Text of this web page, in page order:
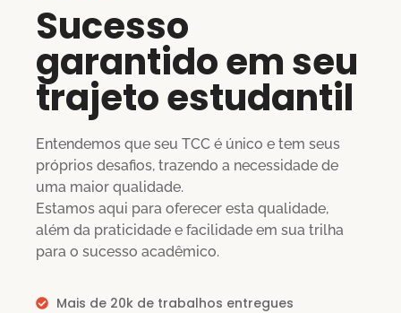
Sucesso
garantido em seu
trajeto estudantil
Entendemos que seu TCC é único e tem seus
próprios desafios, trazendo a necessidade de
uma maior qualidade.
Estamos aqui para oferecer esta qualidade,
além da praticidade e facilidade em sua trilha
para o sucesso acadêmico.
Mais de 20k de trabalhos entregues